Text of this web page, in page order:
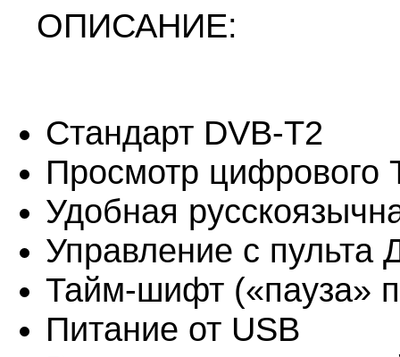
ОПИСАНИЕ:
Стандарт DVB-T2
Просмотр цифрового
Удобная
Управление с пульта
Тайм-шифт («пауза»
Питание от USB